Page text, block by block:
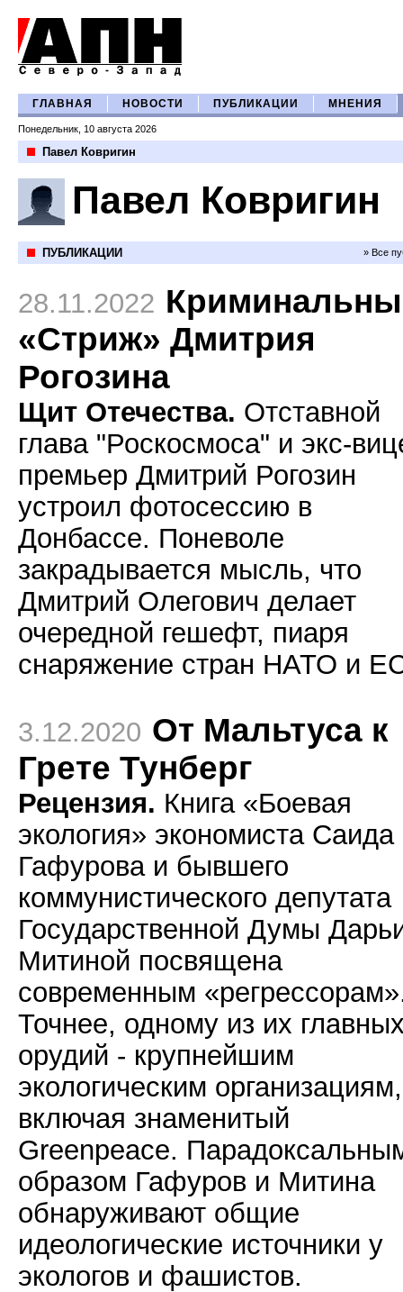
ГЛАВНАЯ НОВОСТИ ПУБЛИКАЦИИ МНЕНИЯ
Понедельник, 10 августа 2026
Павел Ковригин
Павел Ковригин
ПУБЛИКАЦИИ » Все
28.11.2022
«Стриж» Дмитрия
Рогозина
Щит Отечества. Отставной
глава "Роскосмоса" и экс-
премьер Дмитрий Рогозин
устроил фотосессию в
Донбассе. Поневоле
закрадывается мысль, что
Дмитрий Олегович делает
очередной гешефт, пиаря
снаряжение стран НАТО и
3.12.2020 От Мальтуса к
Грете Тунберг
Рецензия. Книга «Боевая
экология» экономиста Саида
Гафурова и бывшего
коммунистического депутата
Государственной Думы
Митиной посвящена
современным
Точнее, одному из их
орудий - крупнейшим
экологическим организациям,
включая знаменитый
Greenpeace.
образом Гафуров и Митина
обнаруживают общие
идеологические источники у
экологов и фашистов.